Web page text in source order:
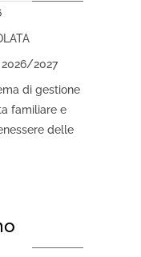
2026/2027
di gestione
familiare e
delle